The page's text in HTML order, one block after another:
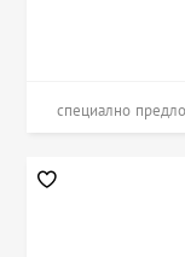
специално